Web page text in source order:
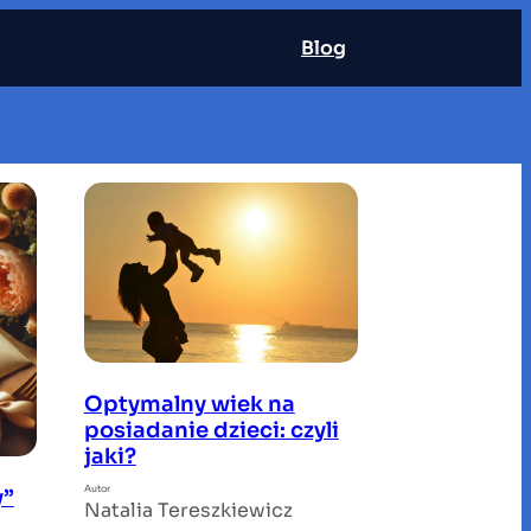
Blog
Optymalny wiek na
posiadanie dzieci: czyli
jaki?
Autor
Natalia Tereszkiewicz